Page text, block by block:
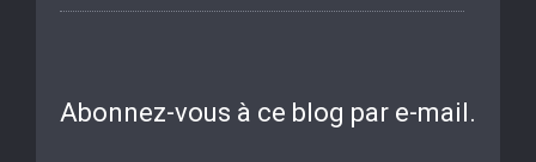
Abonnez-vous à ce blog par e-mail.